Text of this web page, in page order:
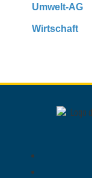
Umwelt-AG
Wirtschaft